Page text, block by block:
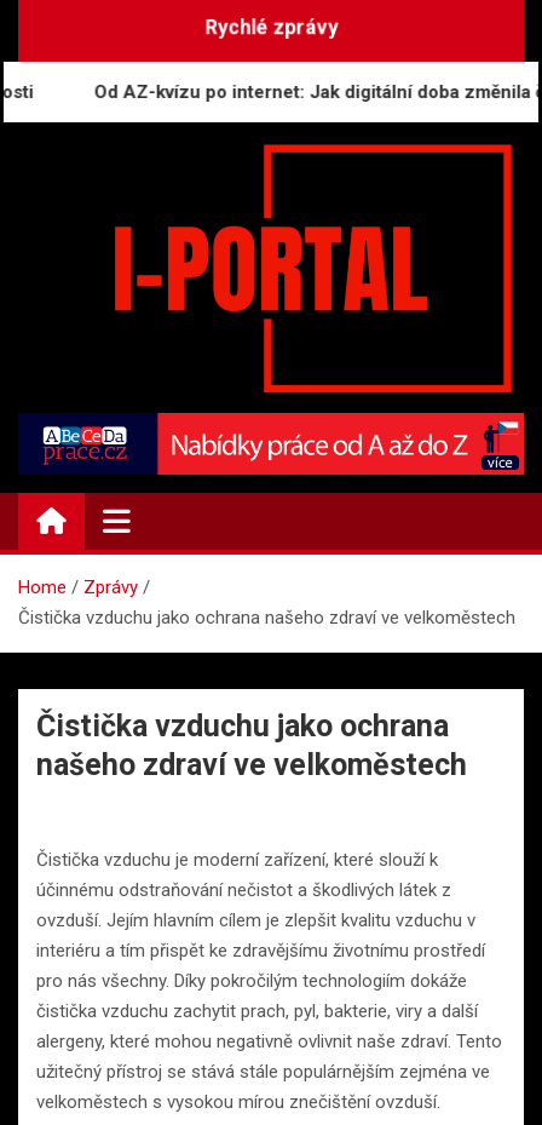
Rychlé zprávy
Od AZ-kvízu po internet: Jak digitální doba změnila
i-PORTAL.CZ | Zprávy
Informační portál
Home
Zprávy
Čistička vzduchu jako ochrana našeho zdraví ve velkoměstech
Čistička vzduchu jako ochrana
našeho zdraví ve velkoměstech
Čistička vzduchu je moderní zařízení, které slouží k
účinnému odstraňování nečistot a škodlivých látek z
ovzduší. Jejím hlavním cílem je zlepšit kvalitu vzduchu v
interiéru a tím přispět ke zdravějšímu životnímu prostředí
pro nás všechny. Díky pokročilým technologiím dokáže
čistička vzduchu zachytit prach, pyl, bakterie, viry a další
alergeny, které mohou negativně ovlivnit naše zdraví. Tento
užitečný přístroj se stává stále populárnějším zejména ve
velkoměstech s vysokou mírou znečištění ovzduší.